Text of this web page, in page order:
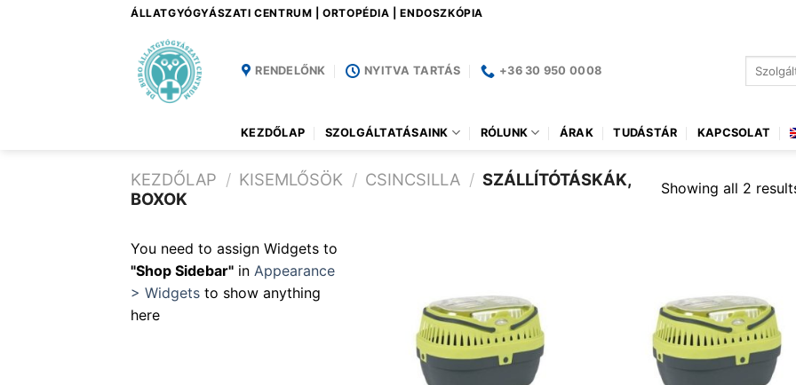
ÁLLATGYÓGYÁSZATI CENTRUM | ORTOPÉDIA | ENDOSZKÓPIA
RENDELŐNK NYITVA TARTÁS +36 30 950 0008
Keresés
KEZDŐLAP SZOLGÁLTATÁSAINK RÓLUNK ÁRAK TUDÁSTÁR KAPCSOLAT
KEZDŐLAP / KISEMLŐSÖK / CSINCSILLA / SZÁLLÍTÓTÁSKÁK,
BOXOK
Showing all 2
You need to assign Widgets to
"Shop Sidebar" in Appearance
> Widgets to show anything
here